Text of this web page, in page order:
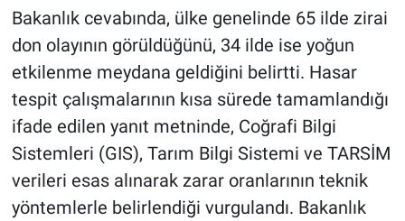
Bakanlık cevabında, ülke genelinde 65 ilde zirai
don olayının görüldüğünü, 34 ilde ise yoğun
etkilenme meydana geldiğini belirtti. Hasar
tespit çalışmalarının kısa sürede tamamlandığı
ifade edilen yanıt metninde, Coğrafi Bilgi
Sistemleri (GIS), Tarım Bilgi Sistemi ve TARSİM
verileri esas alınarak zarar oranlarının teknik
yöntemlerle belirlendiği vurgulandı. Bakanlık